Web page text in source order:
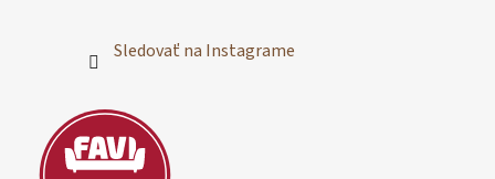
Sledovať na Instagrame